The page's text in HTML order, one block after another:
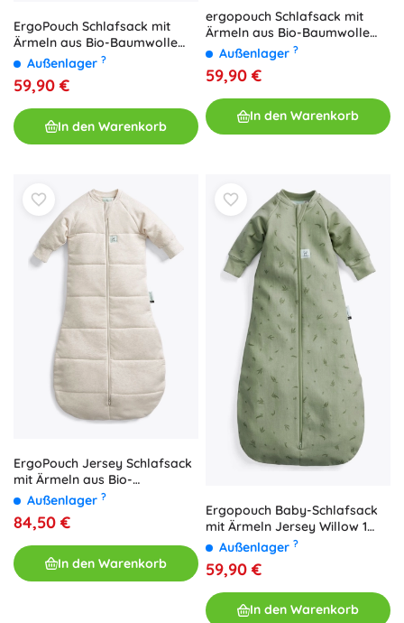
ErgoPouch Schlafsack mit
Ärmeln aus Bio-Baumwolle
Jersey – Mädchen
Gänseblümchen 1 TOG (3–12
Monate)
Außenlager ?
59,90 €
In den Warenkorb
ergopouch Schlafsack mit
Ärmeln aus Bio-Baumwolle
Jersey, Oatmeal Marle, 1 TOG
(3–12 Monate)
Außenlager ?
59,90 €
In den Warenkorb
ErgoPouch Jersey Schlafsack
mit Ärmeln aus Bio-
Baumwolle, Oatmeal Marle, 3–
12 Monate, 3,5 TOG
Außenlager ?
84,50 €
In den Warenkorb
Ergopouch Baby-Schlafsack
mit Ärmeln Jersey Willow 1
TOG (3–12 Monate, 6–10 kg)
Außenlager ?
59,90 €
In den Warenkorb